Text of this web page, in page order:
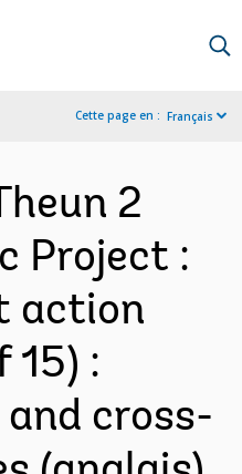
Cette page en : Français
2
Project :
action
15) :
cross-